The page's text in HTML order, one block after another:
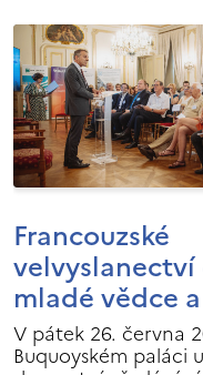
Francouzské
mladé vědce
V pátek 26. června
Buquoyském paláci